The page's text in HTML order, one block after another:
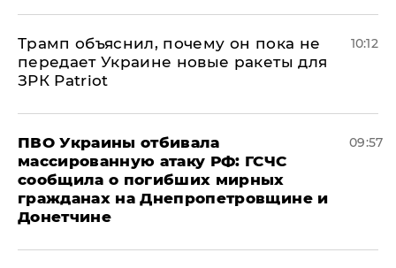
Трамп объяснил, почему он пока не
передает Украине новые ракеты для
ЗРК Patriot
10:12
ПВО Украины отбивала
массированную атаку РФ: ГСЧС
сообщила о погибших мирных
гражданах на Днепропетровщине и
Донетчине
09:57